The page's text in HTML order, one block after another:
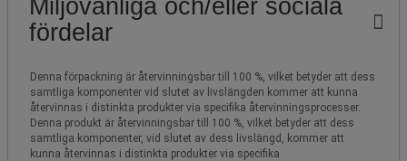
Miljövänliga och/eller sociala
fördelar
Denna förpackning är återvinningsbar till 100 %, vilket betyder att dess
samtliga komponenter vid slutet av livslängden kommer att kunna
återvinnas i distinkta produkter via specifika återvinningsprocesser.
Denna produkt är återvinningsbar till 100 %, vilket betyder att dess
samtliga komponenter, vid slutet av dess livslängd, kommer att
kunna återvinnas i distinkta produkter via specifika